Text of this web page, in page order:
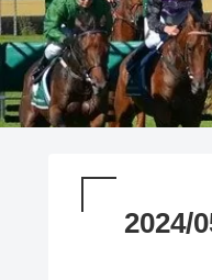
2024/